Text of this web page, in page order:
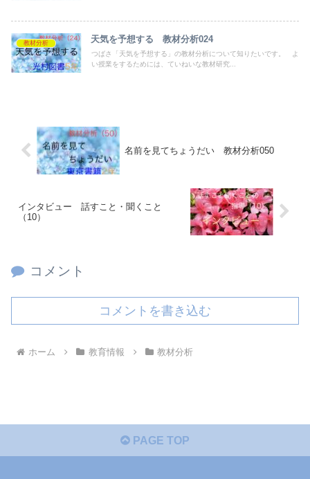
教材分析 天気を予想する 教材分析024
つばさ「天気を予想する」の教材分析について知りたいです。 よ
い授業をするためには、ていねいな教材研究...
名前を見てちょうだい 教材分析050
インタビュー 話すこと・聞くこと
（10）
コメント
コメントを書き込む
ホーム 教育情報 教材分析
PAGE TOP